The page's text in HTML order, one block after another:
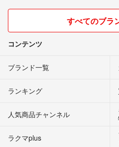
すべてのブラ
コンテンツ
ブランド一覧
ランキング
人気商品チャンネル
ラクマplus